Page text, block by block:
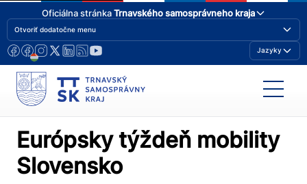
Oficiálna stránkaTrnavského samosprávneho kraja
Otvoriť dodatočne menu
Jazyky
Európsky týždeň mobility
Slovensko